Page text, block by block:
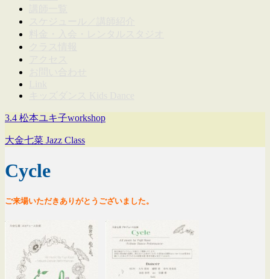
3.4 松本ユキ子workshop
大金七菜 Jazz Class
Cycle
ご来場いただきありがとうございました。